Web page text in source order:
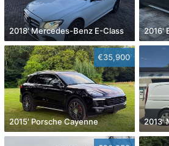
2018' Mercedes-Benz E-Class 2016'
€35,900
2015' Porsche Cayenne 2013'